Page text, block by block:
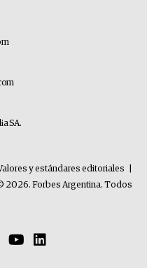
SA.
y estándares editoriales
2026. Forbes Argentina. Todos